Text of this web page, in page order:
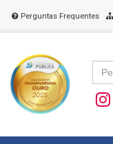
Perguntas Frequentes